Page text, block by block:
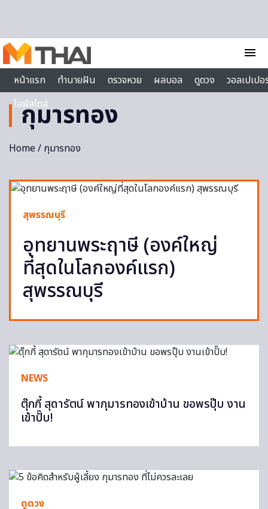
menu
หน้าแรก
ทำนายฝัน ตรวจหวย ผลบอล ดูดวง
วอลเปเป
ไลฟ์สไตล์
กุมารทอง
Home/ กุมารทอง
สุพรรณบุรี
อุทยานพระฤาษี (องค์ใหญ่
ที่สุดในโลกองค์แรก)
สุพรรณบุรี
NEWS
ตุ๊กกี้ สุดารัตน์ พากุมารทองเข้าบ้าน ขอพรปุ๊บ งาน
เข้าปั๊บ!
ดูดวง